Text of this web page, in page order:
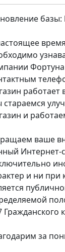
[1]
[5]
[369]
[1]
[13]
[50]
[144]
[131]
[250]
[1]
[2]
[375]
работает
и
ваше
Интернет-
и ни при
Гражданского
за